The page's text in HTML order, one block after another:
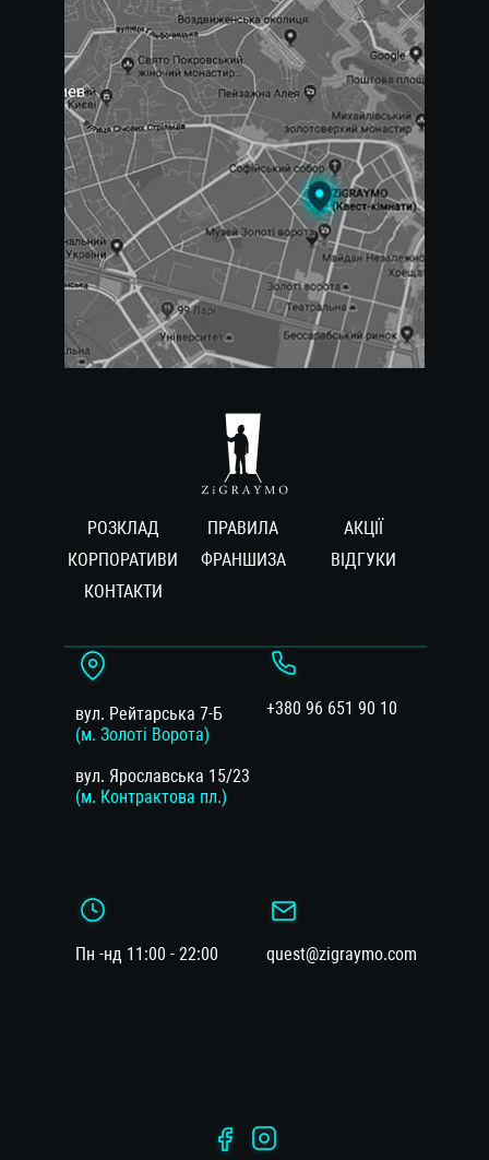
РОЗКЛАД ПРАВИЛА
АКЦІЇ
КОРПОРАТИВИ
ФРАНШИЗА
ВIДГУКИ
КОНТАКТИ
вул. Рейтарська 7-Б
(м. Золоті Ворота)
вул. Ярославська 15/23
(м. Контрактова пл.)
+380 96 651 90 10
Пн -нд 11:00 - 22:00 quest@zigraymo.com